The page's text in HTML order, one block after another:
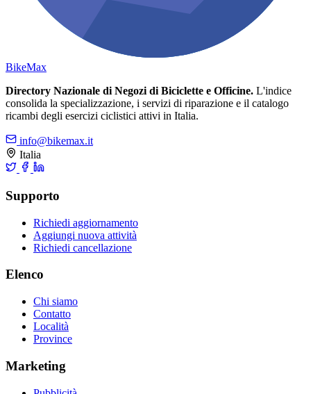
BikeMax
Directory Nazionale di Negozi di Biciclette e Officine. L'indice
consolida la specializzazione, i servizi di riparazione e il catalogo
ricambi degli esercizi ciclistici attivi in Italia.
info@bikemax.it
Italia
Supporto
Richiedi aggiornamento
Aggiungi nuova attività
Richiedi cancellazione
Elenco
Chi siamo
Contatto
Località
Province
Marketing